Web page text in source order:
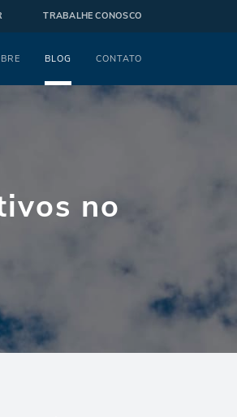
TRABALHE CONOSCO
BLOG CONTATO
no